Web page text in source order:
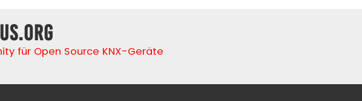
für Open Source KNX-Geräte